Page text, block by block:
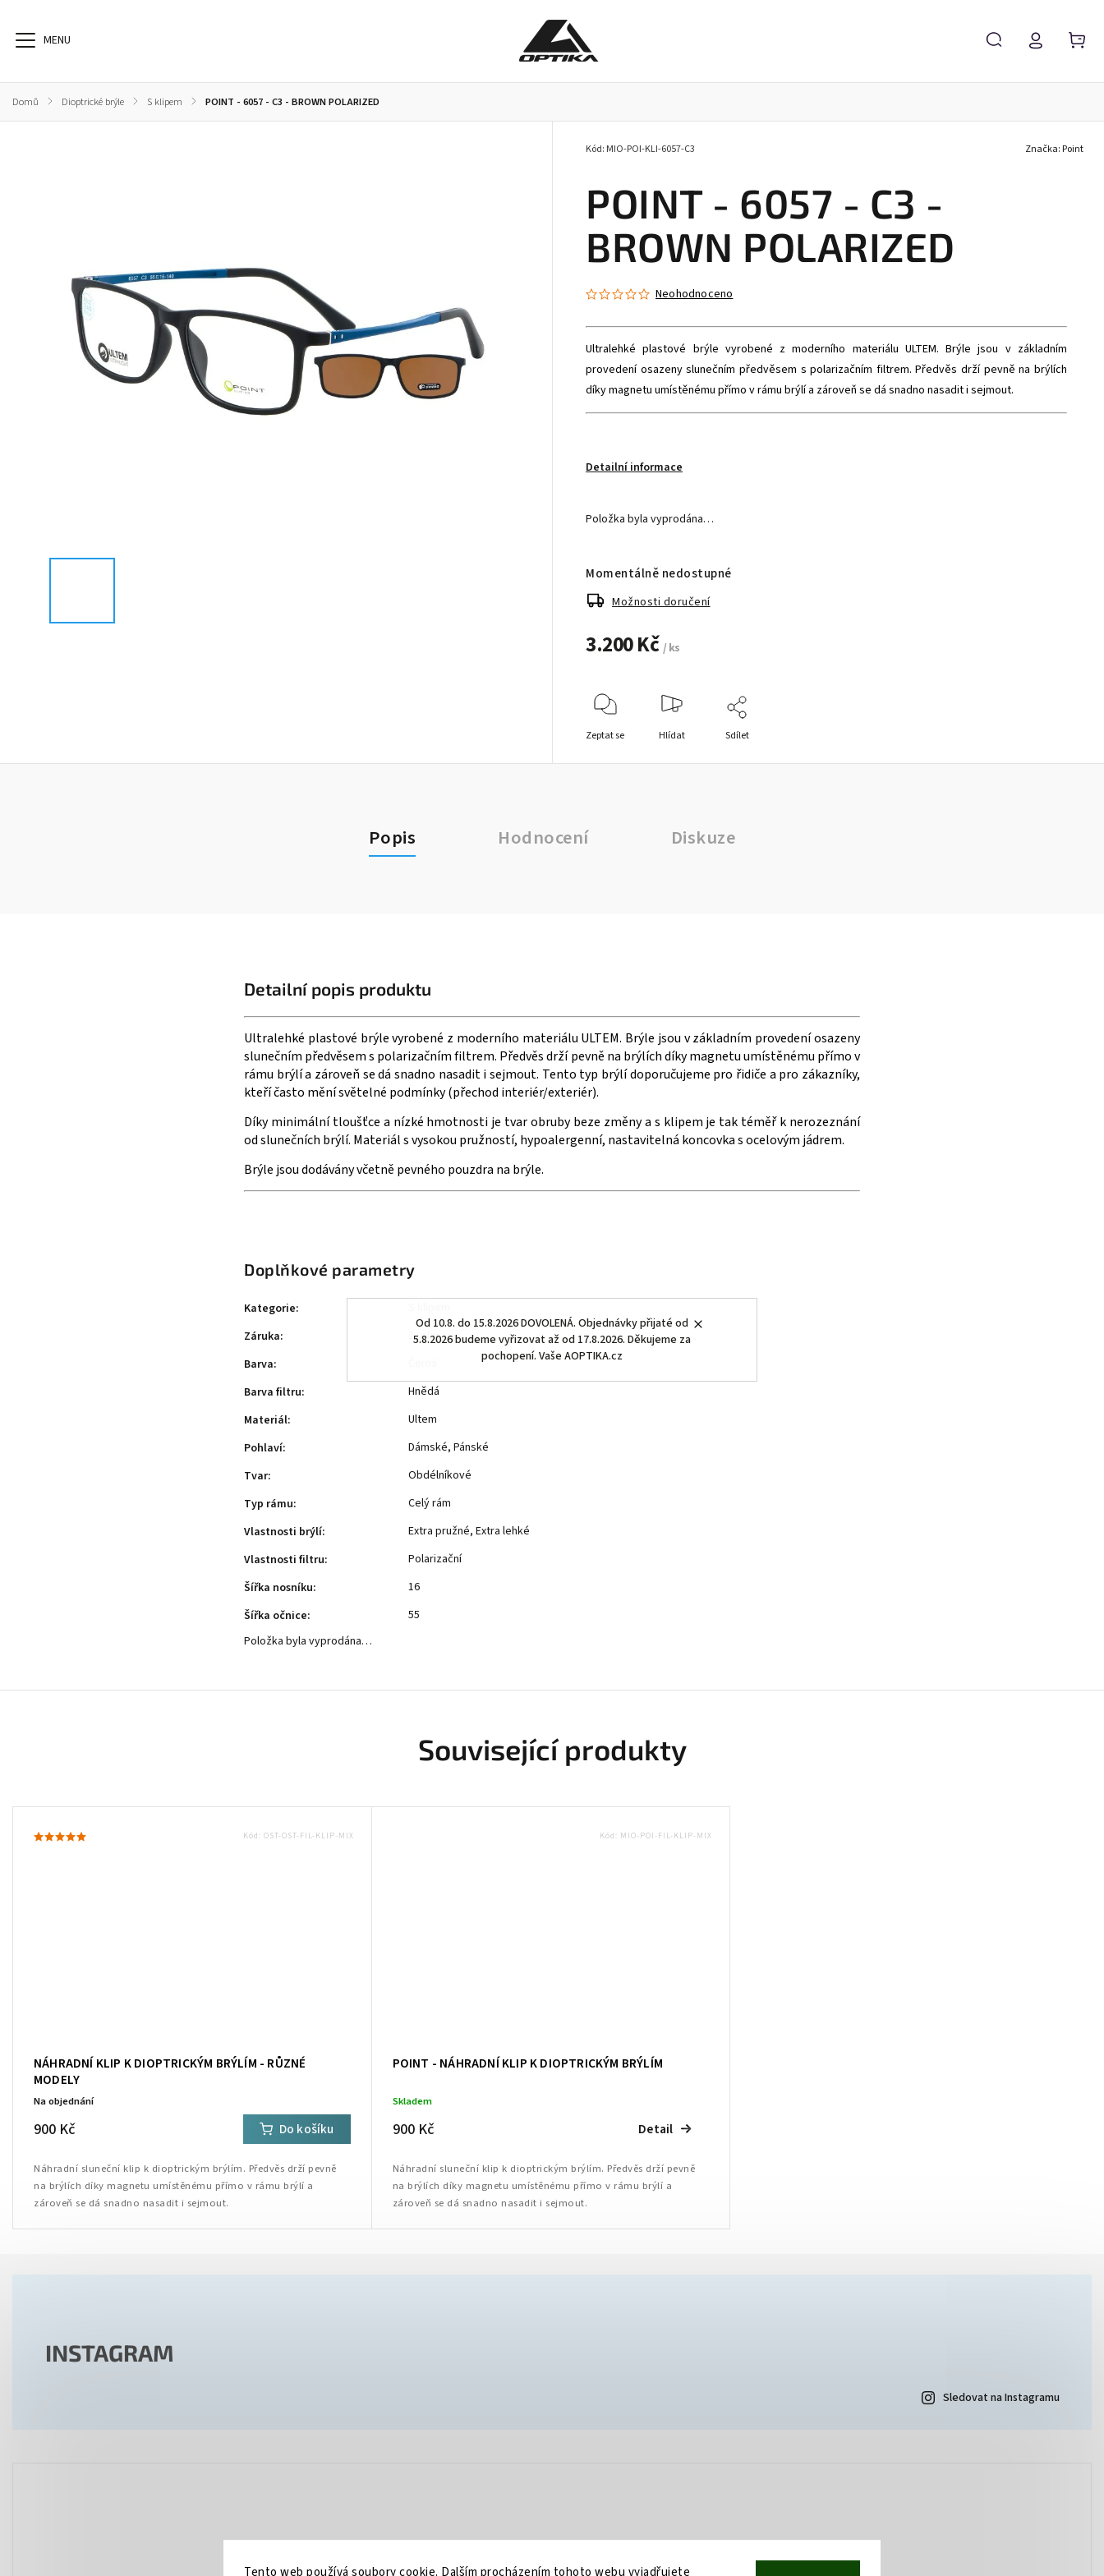
Tento web používá soubory cookie. Dalším procházením tohoto webu vyjadřujete
Od 10.8. do 15.8.2026 DOVOLENÁ. Objednávky přijaté od
5.8.2026 budeme vyřizovat až od 17.8.2026. Děkujeme za
pochopení. Vaše AOPTIKA.cz
Domů / Dioptrické brýle / S klipem / POINT - 6057 - C3 - BROWN POLARIZED
POINT - 6057 - C3 -
BROWN POLARIZED
Kód: MIO-POI-KLI-6057-C3
Neohodnoceno
Ultralehké plastové brýle vyrobené z moderního materiálu ULTEM. Brýle jsou v základním
provedení osazeny slunečním předvěsem s polarizačním filtrem. Předvěs drží pevně na brýlích
díky magnetu umístěnému přímo v rámu brýlí a zároveň se dá snadno nasadit i sejmout.
Detailní informace
Značka: Point
Položka byla vyprodána…
3.200 Kč / ks
Momentálně nedostupné
Možnosti doručení
Zeptat se Hlídat Sdílet
Popis Hodnocení Diskuze
Detailní popis produktu
Ultralehké plastové brýle vyrobené z moderního materiálu ULTEM. Brýle jsou v základním provedení osazeny
slunečním předvěsem s polarizačním filtrem. Předvěs drží pevně na brýlích díky magnetu umístěnému přímo v
rámu brýlí a zároveň se dá snadno nasadit i sejmout. Tento typ brýlí doporučujeme pro řidiče a pro zákazníky,
kteří často mění světelné podmínky (přechod interiér/exteriér).
Díky minimální tloušťce a nízké hmotnosti je tvar obruby beze změny a s klipem je tak téměř k nerozeznání
od slunečních brýlí. Materiál s vysokou pružností, hypoalergenní, nastavitelná koncovka s ocelovým jádrem.
Brýle jsou dodávány včetně pevného pouzdra na brýle.
Doplňkové parametry
Kategorie:
Záruka:
2 roky
Barva:
Barva filtru:
Hnědá
Materiál:
Ultem
Pohlaví:
Dámské, Pánské
Tvar:
Obdélníkové
Typ rámu:
Celý rám
Vlastnosti brýlí:
Extra pružné, Extra lehké
Vlastnosti filtru:
Polarizační
Šířka nosníku:
16
Šířka očnice:
55
Položka byla vyprodána…
Související produkty
NÁHRADNÍ KLIP K DIOPTRICKÝM BRÝLÍM - RŮZNÉ
MODELY
Na objednání
900 Kč Do košíku
Náhradní sluneční klip k dioptrickým brýlím. Předvěs drží pevně
na brýlích díky magnetu umístěnému přímo v rámu brýlí a
Kód: OST-OST-FIL-KLIP-MIX
POINT - NÁHRADNÍ KLIP K DIOPTRICKÝM BRÝLÍM
Skladem
900 Kč Detail
Náhradní sluneční klip k dioptrickým brýlím. Předvěs drží pevně
na brýlích díky magnetu umístěnému přímo v rámu brýlí a
Kód: MIO-POI-FIL-KLIP-MIX
INSTAGRAM
Sledovat na Instagramu